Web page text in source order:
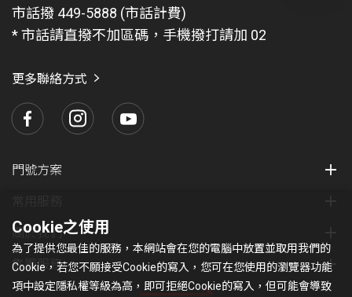
市話撥 449-5888 (市話計費)
* 市話請直撥不加區碼，手機撥打請加 02
更多聯絡方式
門號方案
關於我們
集團服務
Cookie之使用
為了提供您最佳的服務，本網站會在您的電腦中放置並取用我們的
Cookie，若您不願接受Cookie的寫入，您可在您使用的瀏覽器功能
項中設定隱私權等級為高，即可拒絕Cookie的寫入，但可能會導致